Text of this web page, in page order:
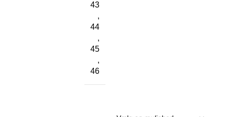
43
,
44
,
45
,
46